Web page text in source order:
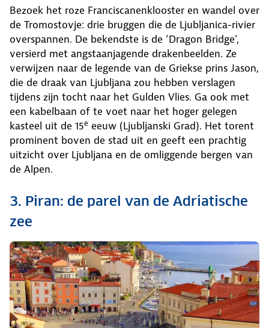
Bezoek het roze Franciscanenklooster en wandel over
de Tromostovje: drie bruggen die de Ljubljanica-rivier
overspannen. De bekendste is de ‘Dragon Bridge’,
versierd met angstaanjagende drakenbeelden. Ze
verwijzen naar de legende van de Griekse prins Jason,
die de draak van Ljubljana zou hebben verslagen
tijdens zijn tocht naar het Gulden Vlies. Ga ook met
een kabelbaan of te voet naar het hoger gelegen
kasteel uit de 15e eeuw (Ljubljanski Grad). Het torent
prominent boven de stad uit en geeft een prachtig
uitzicht over Ljubljana en de omliggende bergen van
de Alpen.
3. Piran: de parel van de Adriatische
zee